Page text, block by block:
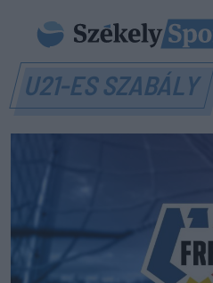
U21-ES SZABÁLY